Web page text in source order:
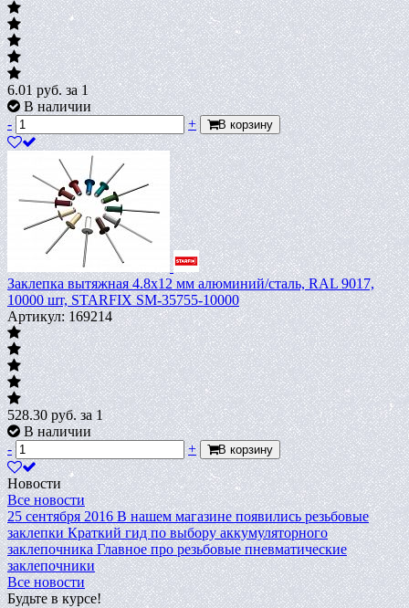
6.01руб.за 1
В наличии
-
+ В корзину
Заклепка вытяжная 4.8х12 мм алюминий/сталь, RAL 9017,
10000 шт, STARFIX SM-35755-10000
Артикул: 169214
528.30руб.за 1
В наличии
-
+ В корзину
Новости
Все новости
25 сентября 2016 В нашем магазине появились резьбовые
заклепки Краткий гид по выбору аккумуляторного
заклепочника Главное про резьбовые пневматические
заклепочники
Все новости
Будьте в курсе!